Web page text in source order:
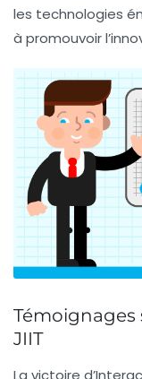
les technologies
à promouvoir
Témoignages
JIIT
La victoire